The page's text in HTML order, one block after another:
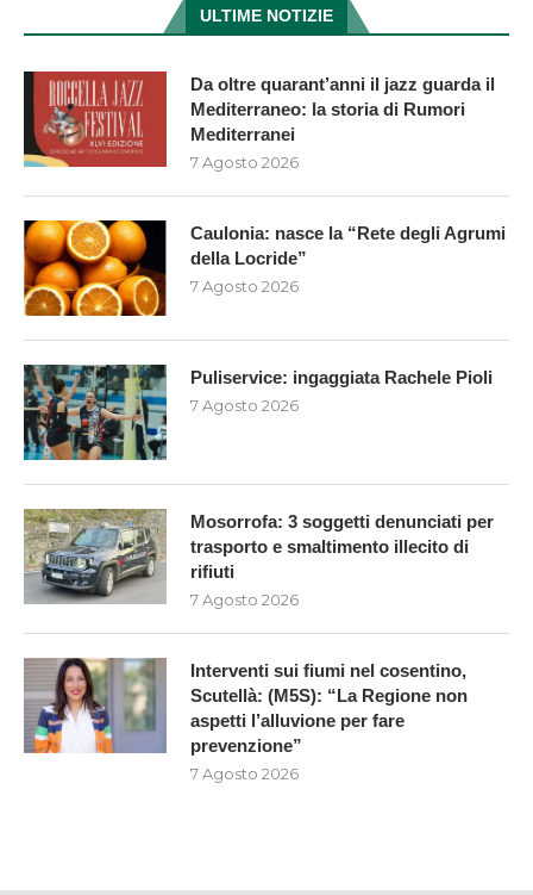
ULTIME NOTIZIE
Da oltre quarant’anni il jazz guarda il
Mediterraneo: la storia di Rumori
Mediterranei
7 Agosto 2026
Caulonia: nasce la “Rete degli Agrumi
della Locride”
7 Agosto 2026
Puliservice: ingaggiata Rachele Pioli
7 Agosto 2026
Mosorrofa: 3 soggetti denunciati per
trasporto e smaltimento illecito di
rifiuti
7 Agosto 2026
Interventi sui fiumi nel cosentino,
Scutellà: (M5S): “La Regione non
aspetti l’alluvione per fare
prevenzione”
7 Agosto 2026